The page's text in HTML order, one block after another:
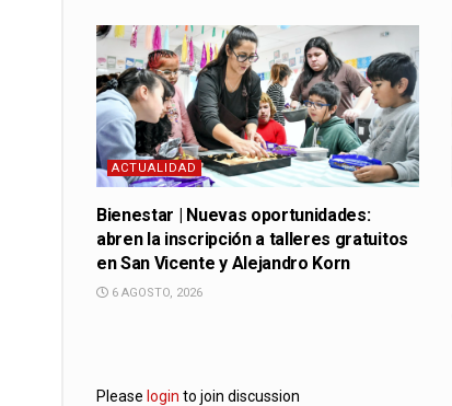
ACTUALIDAD
Bienestar | Nuevas oportunidades:
abren la inscripción a talleres gratuitos
en San Vicente y Alejandro Korn
6 AGOSTO, 2026
Please login to join discussion